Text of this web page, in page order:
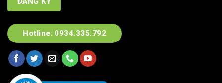
Hotline: 0934.335.792